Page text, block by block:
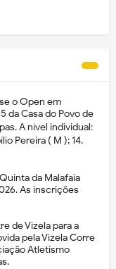
o Open em
da Casa do Povo de
A nível individual:
Pereira ( M ); 14.
da Malafaia
As inscrições
de Vizela para a
pela Vizela Corre
Atletismo